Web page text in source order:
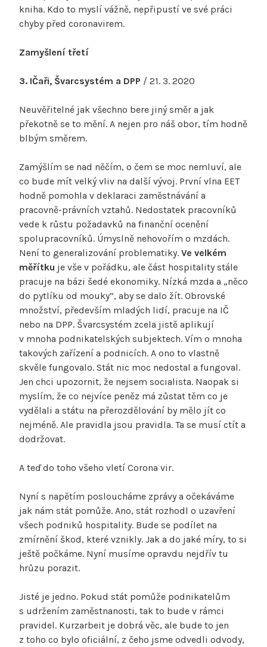
kniha. Kdo to myslí vážně, nepřipustí ve své práci
chyby před coronavirem.
Zamyšlení třetí
3. IČaři, Švarcsystém a DPP / 21. 3. 2020
Neuvěřitelné jak všechno bere jiný směr a jak
překotně se to mění. A nejen pro náš obor, tím hodně
blbým směrem.
Zamýšlím se nad něčím, o čem se moc nemluví, ale
co bude mít velký vliv na další vývoj. První vlna EET
hodně pomohla v deklaraci zaměstnávání a
pracovně-právních vztahů. Nedostatek pracovníků
vede k růstu požadavků na finanční ocenění
spolupracovníků. Úmyslně nehovořím o mzdách.
Není to generalizování problematiky. Ve velkém
měřítku je vše v pořádku, ale část hospitality stále
pracuje na bázi šedé ekonomiky. Nízká mzda a „něco
do pytlíku od mouky“, aby se dalo žít. Obrovské
množství, především mladých lidí, pracuje na IČ
nebo na DPP. Švarcsystém zcela jistě aplikují
v mnoha podnikatelských subjektech. Vím o mnoha
takových zařízení a podnicích. A ono to vlastně
skvěle fungovalo. Stát nic moc nedostal a fungoval.
Jen chci upozornit, že nejsem socialista. Naopak si
myslím, že co nejvíce peněz má zůstat těm co je
vydělali a státu na přerozdělování by mělo jít co
nejméně. Ale pravidla jsou pravidla. Ta se musí ctít a
dodržovat.
A teď do toho všeho vletí Corona vir.
Nyní s napětím posloucháme zprávy a očekáváme
jak nám stát pomůže. Ano, stát rozhodl o uzavření
všech podniků hospitality. Bude se podílet na
zmírnění škod, které vznikly. Jak a do jaké míry, to si
ještě počkáme. Nyní musíme opravdu nejdřív tu
hrůzu porazit.
Jisté je jedno. Pokud stát pomůže podnikatelům
s udržením zaměstnanosti, tak to bude v rámci
pravidel. Kurzarbeit je dobrá věc, ale bude to jen
z toho co bylo oficiální, z čeho jsme odvedli odvody,